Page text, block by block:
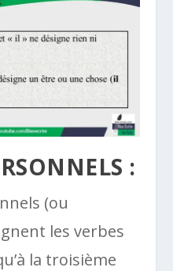
:
(ou
les verbes
la troisième